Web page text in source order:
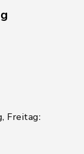
Freitag: